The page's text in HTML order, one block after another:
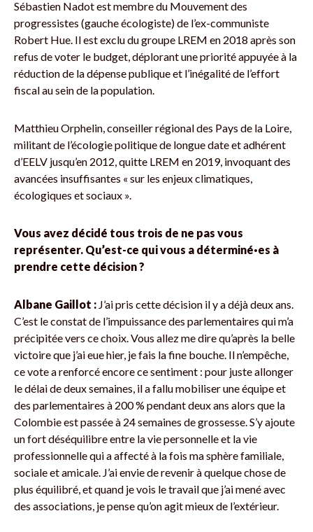
Sébastien Nadot est membre du Mouvement des
progressistes (gauche écologiste) de l’ex-communiste
Robert Hue. Il est exclu du groupe LREM en 2018 après son
refus de voter le budget, déplorant une priorité appuyée à la
réduction de la dépense publique et l’inégalité de l’effort
fiscal au sein de la population.
Matthieu Orphelin, conseiller régional des Pays de la Loire,
militant de l’écologie politique de longue date et adhérent
d’EELV jusqu’en 2012, quitte LREM en 2019, invoquant des
avancées insuffisantes « sur les enjeux climatiques,
écologiques et sociaux ».
Vous avez décidé tous trois de ne pas vous
représenter. Qu’est-ce qui vous a déterminé·es à
prendre cette décision ?
Albane Gaillot : J’ai pris cette décision il y a déjà deux ans.
C’est le constat de l’impuissance des parlementaires qui m’a
précipitée vers ce choix. Vous allez me dire qu’après la belle
victoire que j’ai eue hier, je fais la fine bouche. Il n’empêche,
ce vote a renforcé encore ce sentiment : pour juste allonger
le délai de deux semaines, il a fallu mobiliser une équipe et
des parlementaires à 200 % pendant deux ans alors que la
Colombie est passée à 24 semaines de grossesse. S’y ajoute
un fort déséquilibre entre la vie personnelle et la vie
professionnelle qui a affecté à la fois ma sphère familiale,
sociale et amicale. J’ai envie de revenir à quelque chose de
plus équilibré, et quand je vois le travail que j’ai mené avec
des associations, je pense qu’on agit mieux de l’extérieur.